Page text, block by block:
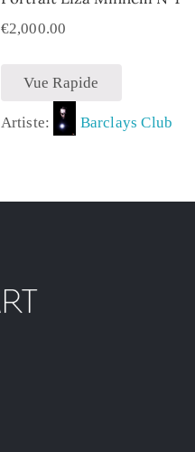
€2,000.00
Vue Rapide
Artiste: Barclays Club